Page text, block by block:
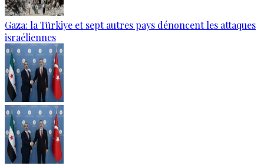
Gaza: la Türkiye et sept autres pays dénoncent les attaques
israéliennes